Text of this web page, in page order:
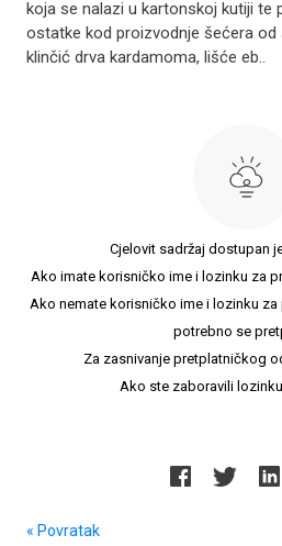
koja se nalazi u kartonskoj kutiji te
ostatke kod proizvodnje šećera od
klinčić drva kardamoma, lišće eb..
Cjelovit sadržaj dostupan
Ako imate korisničko ime i lozinku za
Ako nemate korisničko ime i lozinku
potrebno se
Za zasnivanje pretplatničkog
Ako ste zaboravili lozinku
« Povratak